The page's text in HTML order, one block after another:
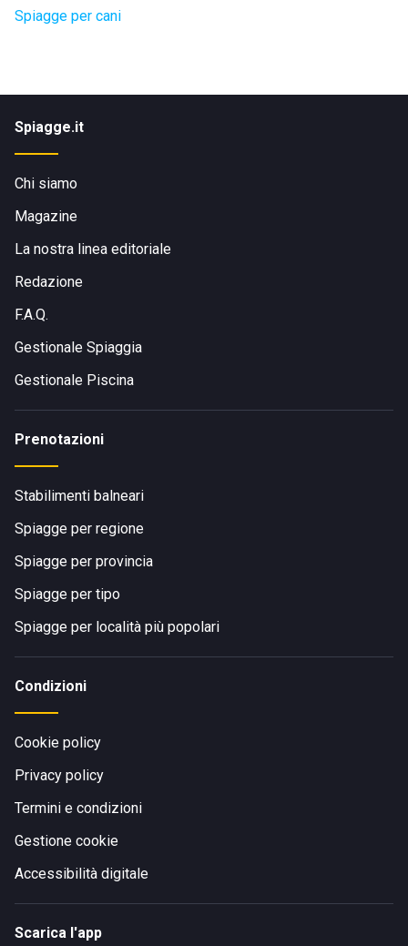
Spiagge per cani
Spiagge.it
Chi siamo
Magazine
La nostra linea editoriale
Redazione
F.A.Q.
Gestionale Spiaggia
Gestionale Piscina
Prenotazioni
Stabilimenti balneari
Spiagge per regione
Spiagge per provincia
Spiagge per tipo
Spiagge per località più popolari
Condizioni
Cookie policy
Privacy policy
Termini e condizioni
Gestione cookie
Accessibilità digitale
Scarica l'app